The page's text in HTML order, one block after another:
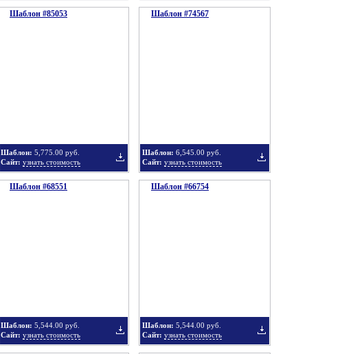
Шаблон #85053
Шаблон: 5,775.00 руб.
Сайт: узнать стоимость
Шаблон #74567
Шаблон: 6,545.00 руб.
Сайт: узнать стоимость
Шаблон #68551
Шаблон: 5,544.00 руб.
Сайт: узнать стоимость
Шаблон #66754
Шаблон: 5,544.00 руб.
Сайт: узнать стоимость